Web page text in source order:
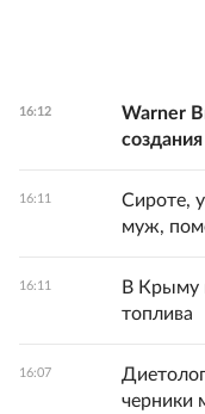
16:12
Warner
16:11
Сироте,
муж,
16:11
В Крыму
топлива
16:07
черники